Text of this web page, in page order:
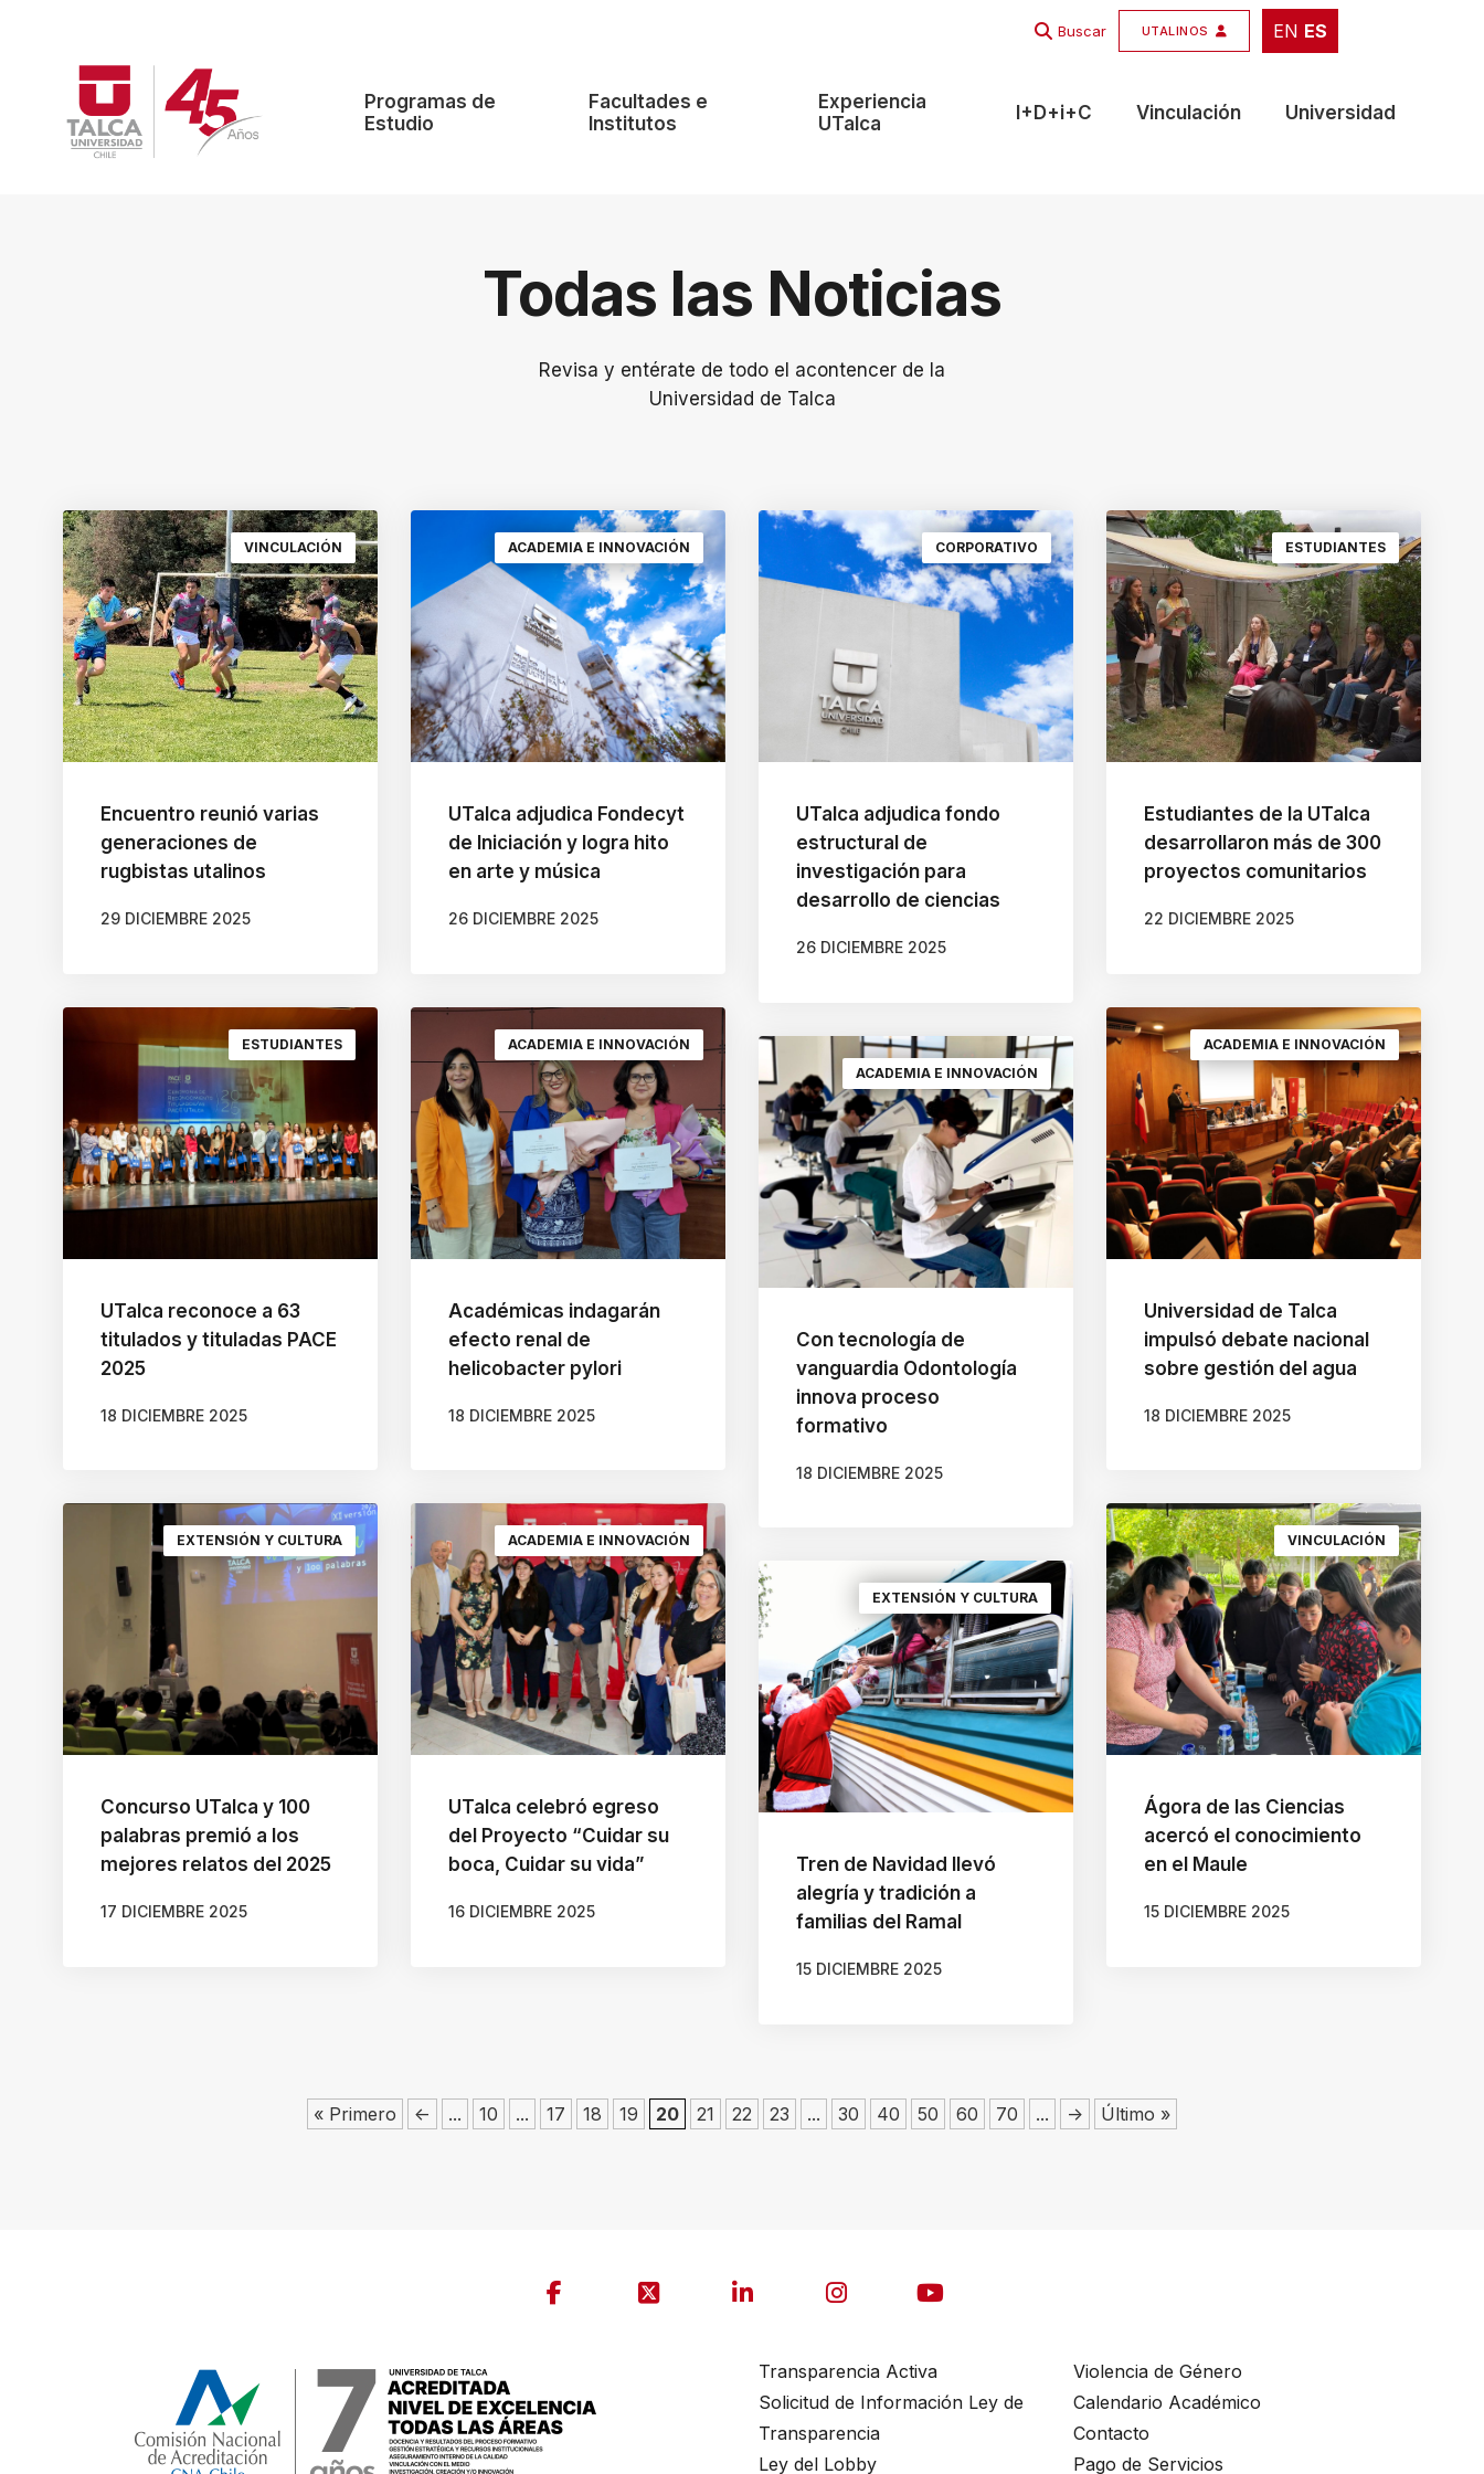
EN ES
Buscar UTALINOS EN ES
Programas de
Estudio
Facultades e
Institutos
Experiencia
UTalca
I+D+i+C Vinculación Universidad
Todas las Noticias
Revisa y entérate de todo el acontencer de la
Universidad de Talca
VINCULACIÓN
Encuentro reunió varias
generaciones de
rugbistas utalinos
29 DICIEMBRE 2025
ACADEMIA E INNOVACIÓN
UTalca adjudica Fondecyt
de Iniciación y logra hito
en arte y música
26 DICIEMBRE 2025
CORPORATIVO
UTalca adjudica fondo
estructural de
investigación para
desarrollo de ciencias
26 DICIEMBRE 2025
ESTUDIANTES
Estudiantes de la UTalca
desarrollaron más de 300
proyectos comunitarios
22 DICIEMBRE 2025
ESTUDIANTES
UTalca reconoce a 63
titulados y tituladas PACE
2025
18 DICIEMBRE 2025
ACADEMIA E INNOVACIÓN
Académicas indagarán
efecto renal de
helicobacter pylori
18 DICIEMBRE 2025
ACADEMIA E INNOVACIÓN
Universidad de Talca
impulsó debate nacional
sobre gestión del agua
18 DICIEMBRE 2025
ACADEMIA E INNOVACIÓN
Con tecnología de
vanguardia Odontología
innova proceso
formativo
18 DICIEMBRE 2025
EXTENSIÓN Y CULTURA
Concurso UTalca y 100
palabras premió a los
mejores relatos del 2025
17 DICIEMBRE 2025
ACADEMIA E INNOVACIÓN
UTalca celebró egreso
del Proyecto “Cuidar su
boca, Cuidar su vida”
16 DICIEMBRE 2025
VINCULACIÓN
Ágora de las Ciencias
acercó el conocimiento
en el Maule
15 DICIEMBRE 2025
EXTENSIÓN Y CULTURA
Tren de Navidad llevó
alegría y tradición a
familias del Ramal
15 DICIEMBRE 2025
« Primero <- ... 10 ... 17 18 19 20 21 22 23 ... 30 40 50 60 70 ... -> Último »
Transparencia Activa
Solicitud de Información Ley de
Transparencia
Ley del Lobby
Violencia de Género
Calendario Académico
Contacto
Pago de Servicios